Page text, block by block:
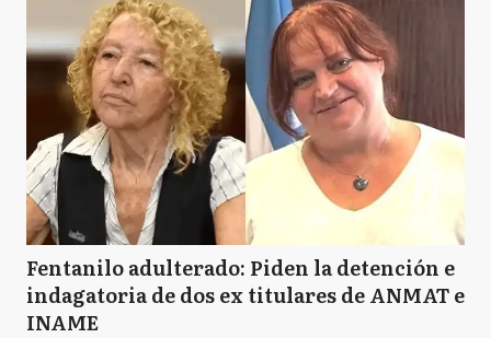
Fentanilo adulterado: Piden la detención e
indagatoria de dos ex titulares de ANMAT e
INAME